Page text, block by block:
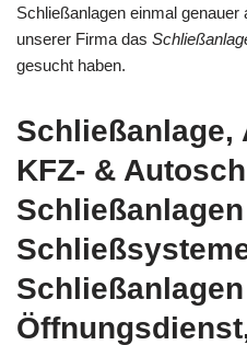
Schließanlagen einmal
unserer Firma das
gesucht haben.
Schließanlage,
KFZ- &
Schließanlagen